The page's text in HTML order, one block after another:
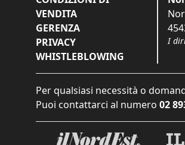
VENDITA
GERENZA
PRIVACY
WHISTLEBLOWING
I
Per qualsiasi necessità o
Puoi contattarci al numero 02